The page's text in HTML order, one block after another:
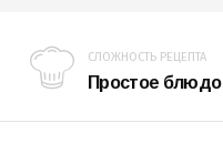
СЛОЖНОСТЬ РЕЦЕПТА
Простое блюдо